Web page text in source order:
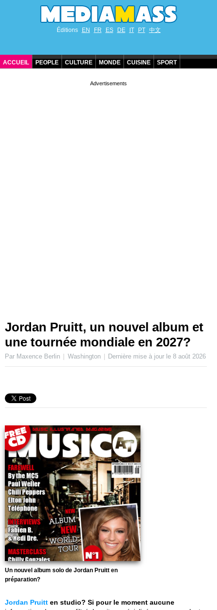
Éditions EN FR ES DE IT PT 中文
ACCUEIL PEOPLE CULTURE MONDE CUISINE SPORT
Jordan Pruitt, un nouvel album et
une tournée mondiale en 2027?
Par Maxence Berlin Washington Dernière mise à jour le8 août 2026
Un nouvel album solo de Jordan Pruitt en
préparation?
Jordan Pruitt en studio? Si pour le moment aucune